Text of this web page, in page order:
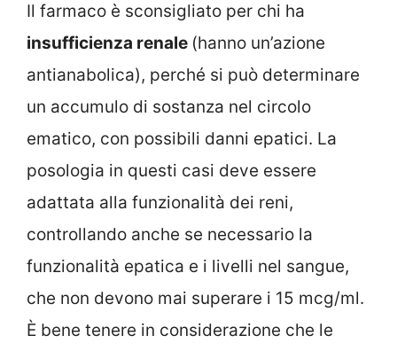
Il farmaco è sconsigliato per chi ha
insufficienza renale (hanno un’azione
antianabolica), perché si può determinare
un accumulo di sostanza nel circolo
ematico, con possibili danni epatici. La
posologia in questi casi deve essere
adattata alla funzionalità dei reni,
controllando anche se necessario la
funzionalità epatica e i livelli nel sangue,
che non devono mai superare i 15 mcg/ml.
È bene tenere in considerazione che le